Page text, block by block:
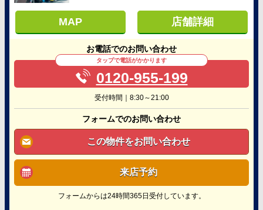
MAP 店舗詳細
お電話でのお問い合わせ
タップで電話がかかります
0120-955-199
受付時間｜8:30～21:00
フォームでのお問い合わせ
この物件をお問い合わせ
来店予約
フォームからは24時間365日受付しています。